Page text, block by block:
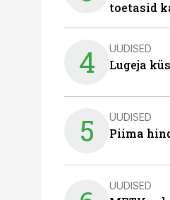
toetasid
4 UUDISED
Lugeja
5 UUDISED
Piima
UUDISED